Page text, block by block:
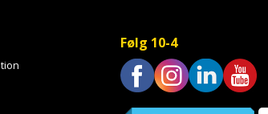
Følg 10-4